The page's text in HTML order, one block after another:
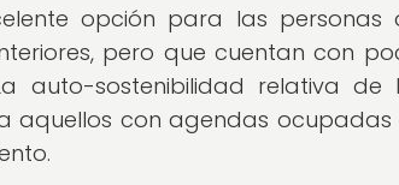
opción para las personas
pero que cuentan con
auto-sostenibilidad relativa de
aquellos con agendas